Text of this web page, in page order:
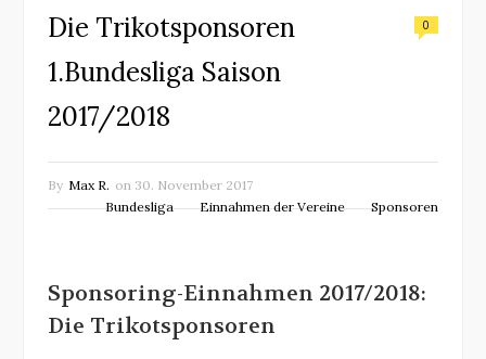
Die Trikotsponsoren
1.Bundesliga Saison
2017/2018
0
By Max R. on 30. November 2017
Bundesliga
Einnahmen der Vereine Sponsoren
Sponsoring-Einnahmen 2017/2018:
Die Trikotsponsoren